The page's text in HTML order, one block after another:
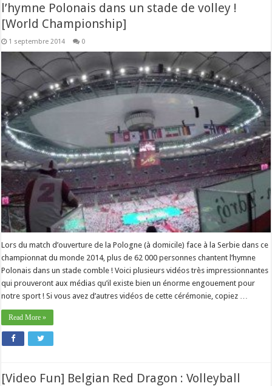
l’hymne Polonais dans un stade de volley !
[World Championship]
1 septembre 2014 0
Lors du match d’ouverture de la Pologne (à domicile) face à la Serbie dans ce
championnat du monde 2014, plus de 62 000 personnes chantent l’hymne
Polonais dans un stade comble ! Voici plusieurs vidéos très impressionnantes
qui prouveront aux médias qu’il existe bien un énorme engouement pour
notre sport ! Si vous avez d’autres vidéos de cette cérémonie, copiez …
Read More »
[Video Fun] Belgian Red Dragon : Volleyball